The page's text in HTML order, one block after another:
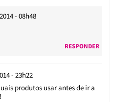
- 08h48
RESPONDER
- 23h22
produtos usar antes de ir a